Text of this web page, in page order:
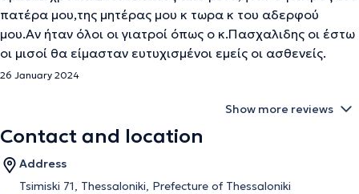
πατέρα μου,της μητέρας μου κ τωρα κ του αδερφού
μου.Αν ήταν όλοι οι γιατροί όπως ο κ.Πασχαλιδης οι έστω
οι μισοί θα είμασταν ευτυχισμένοι εμείς οι ασθενείς.
26 January 2024
Show more reviews
Contact and location
Address
Tsimiski 71, Thessaloniki, Prefecture of Thessaloniki